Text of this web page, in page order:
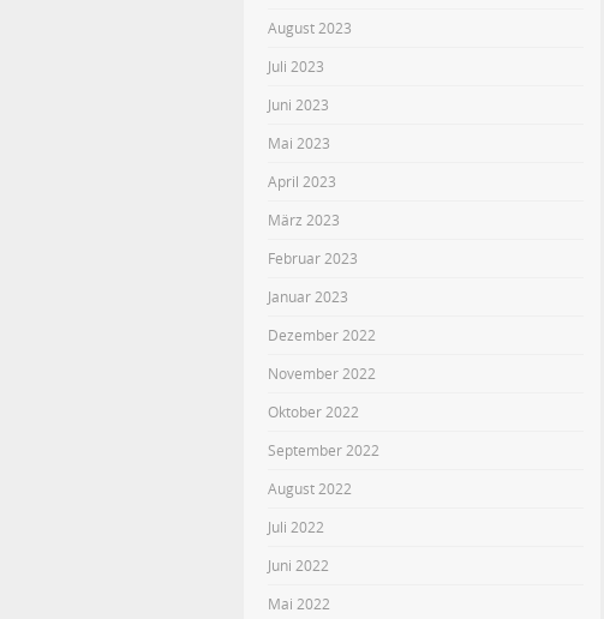
August 2023
Juli 2023
Juni 2023
Mai 2023
April 2023
März 2023
Februar 2023
Januar 2023
Dezember 2022
November 2022
Oktober 2022
September 2022
August 2022
Juli 2022
Juni 2022
Mai 2022